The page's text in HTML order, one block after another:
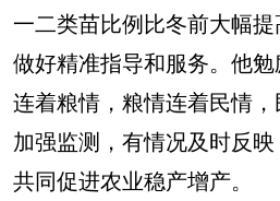
一二类苗比例比冬前大幅
做好精准指导和服务。他
连着粮情，粮情连着民情
加强监测，有情况及时反
共同促进农业稳产增产。